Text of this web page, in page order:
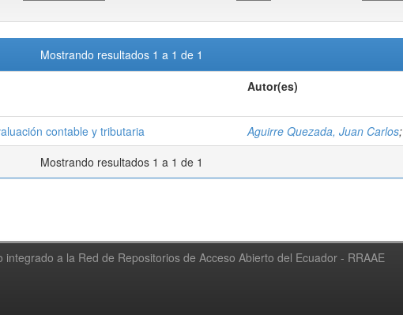
Mostrando resultados 1 a 1 de 1
Autor(es)
contable y tributaria Aguirre Quezada, Juan Carlos;
Mostrando resultados 1 a 1 de 1
integrado a la Red de Repositorios de Acceso Abierto del Ecuador - RRAAE